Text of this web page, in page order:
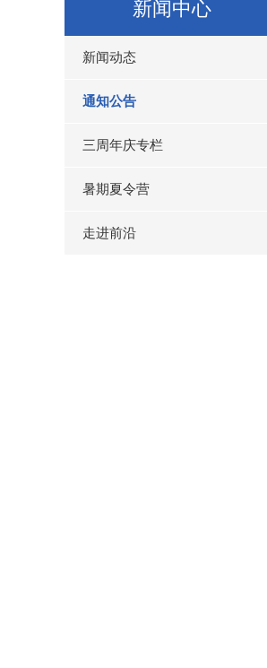
新闻中心
新闻动态
通知公告
三周年庆专栏
暑期夏令营
走进前沿